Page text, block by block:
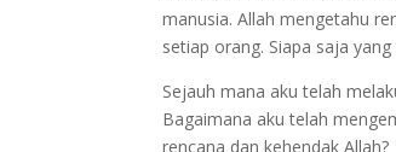
manusia. Allah mengetahu
setiap orang. Siapa saja
Sejauh mana aku telah
Bagaimana aku telah
rencana dan kehendak Allah?